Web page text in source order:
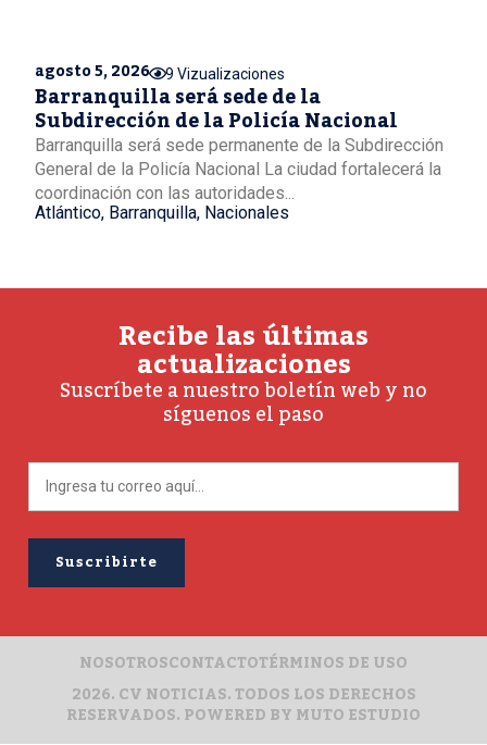
agosto 5, 2026 9 Vizualizaciones
Barranquilla será sede de la
Subdirección de la Policía Nacional
Barranquilla será sede permanente de la Subdirección
General de la Policía Nacional La ciudad fortalecerá la
coordinación con las autoridades...
Atlántico, Barranquilla, Nacionales
Recibe las últimas
actualizaciones
Suscríbete a nuestro boletín web y no
síguenos el paso
2026. CV NOTICIAS. TODOS LOS DERECHOS
RESERVADOS. POWERED BYMUTO ESTUDIO
NOSOTROSCONTACTOTÉRMINOS DE USO